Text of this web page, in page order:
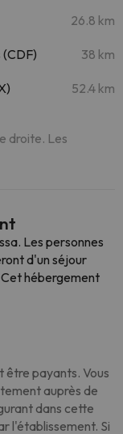
26.8 km
38 km
52.4 km
droite. Les
Les personnes
d'un séjour
hébergement
être payants. Vous
auprès de
dans cette
l'établissement. Si